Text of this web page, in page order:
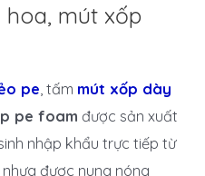
mút xốp
pe , tấm mút xốp dày
pe foam được sản xuất
nhập khẩu trực tiếp từ
được nung nóng